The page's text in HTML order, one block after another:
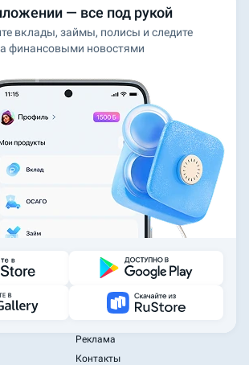
— все под рукой
вклады, займы, полисы и следите
финансовыми новостями
Реклама
Контакты